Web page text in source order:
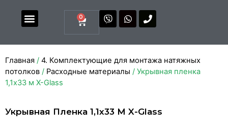
0
Главная / 4. Комплектующие для монтажа натяжных
потолков / Расходные материалы / Укрывная пленка
1,1х33 м X-Glass
Укрывная Пленка 1,1х33 М X-Glass